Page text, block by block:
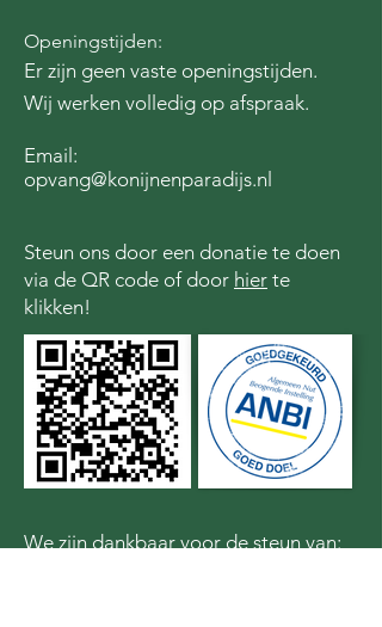
Openingstijden:
Er zijn geen vaste openingstijden.
Wij werken volledig op afspraak.
Email:
opvang@konijnenparadijs.nl
Steun ons door een donatie te doen
via de QR code of door hier te
klikken!
We zijn dankbaar voor de steun van: